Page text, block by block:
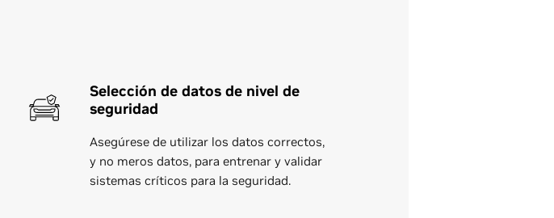
Selección de datos de nivel de
seguridad
Asegúrese de utilizar los datos correctos,
y no meros datos, para entrenar y validar
sistemas críticos para la seguridad.